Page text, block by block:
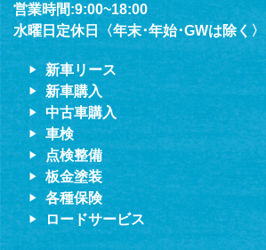
営業時間:9:00~18:00
水曜日定休日〈年末･年始･GWは除く〉
新車リース
新車購入
中古車購入
車検
点検整備
板金塗装
各種保険
ロードサービス